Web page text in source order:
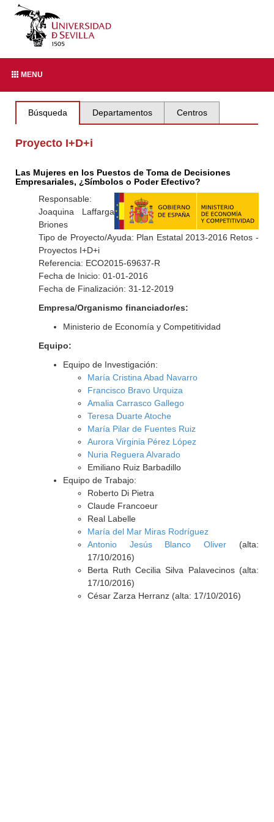
MENU
Búsqueda Departamentos Centros
Proyecto I+D+i
Las Mujeres en los Puestos de Toma de Decisiones
Empresariales, ¿Símbolos o Poder Efectivo?
Responsable:
Joaquina Laffarga
Briones
Tipo de Proyecto/Ayuda: Plan Estatal 2013-2016 Retos -
Proyectos I+D+i
Referencia: ECO2015-69637-R
Fecha de Inicio: 01-01-2016
Fecha de Finalización: 31-12-2019
Empresa/Organismo financiador/es:
Ministerio de Economía y Competitividad
Equipo:
Equipo de Investigación:
María Cristina Abad Navarro
Francisco Bravo Urquiza
Amalia Carrasco Gallego
Teresa Duarte Atoche
María Pilar de Fuentes Ruiz
Aurora Virginia Pérez López
Nuria Reguera Alvarado
Emiliano Ruiz Barbadillo
Equipo de Trabajo:
Roberto Di Pietra
Claude Francoeur
Real Labelle
María del Mar Miras Rodríguez
Antonio Jesús Blanco Oliver (alta:
17/10/2016)
Berta Ruth Cecilia Silva Palavecinos (alta:
17/10/2016)
César Zarza Herranz (alta: 17/10/2016)